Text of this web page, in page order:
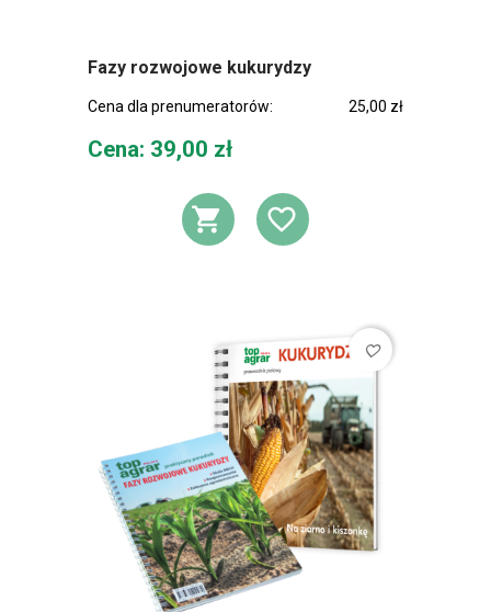
Fazy rozwojowe kukurydzy
Cena dla prenumeratorów: 25,00 zł
Cena
Cena: 39,00 zł
DODAJ DO
DODAJ DO
favorite_border